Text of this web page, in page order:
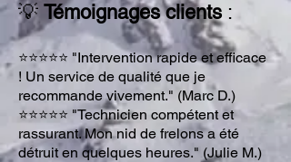
💡 Témoignages clients :
⭐⭐⭐⭐⭐ "Intervention rapide et efficace
! Un service de qualité que je
recommande vivement." (Marc D.)
⭐⭐⭐⭐⭐ "Technicien compétent et
rassurant. Mon nid de frelons a été
détruit en quelques heures." (Julie M.)